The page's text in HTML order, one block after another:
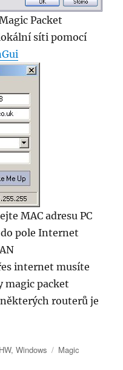
Packet
síti pomocí
MAC adresu PC
pole Internet
internet musíte
magic packet
routerů je
HW,Windows Štítky:
Magic